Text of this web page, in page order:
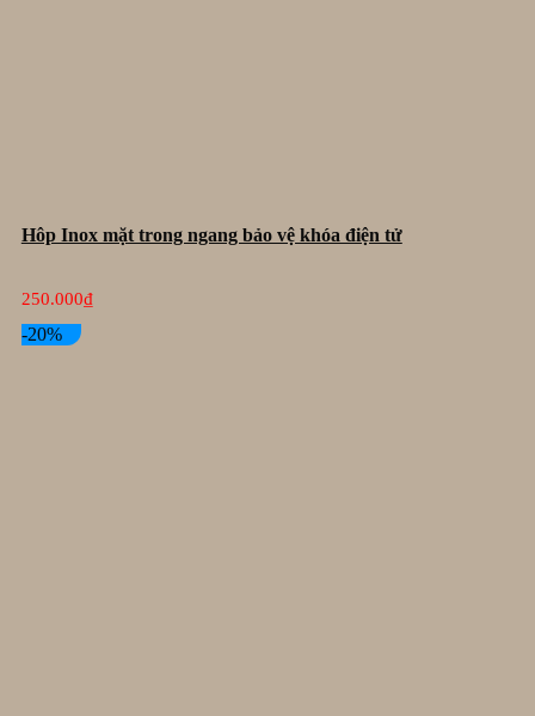
Hôp Inox mặt trong ngang bảo vệ khóa điện tử
250.000₫
-20%